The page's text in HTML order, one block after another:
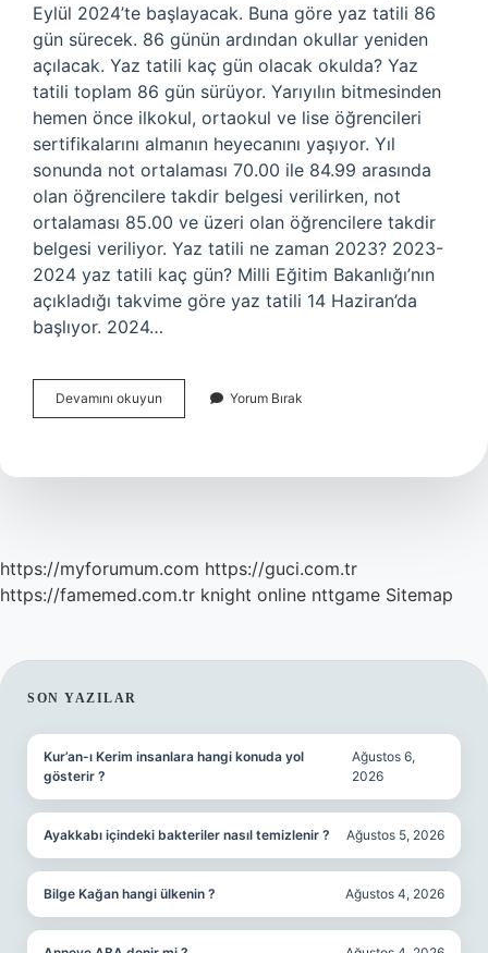
Eylül 2024’te başlayacak. Buna göre yaz tatili 86
gün sürecek. 86 günün ardından okullar yeniden
açılacak. Yaz tatili kaç gün olacak okulda? Yaz
tatili toplam 86 gün sürüyor. Yarıyılın bitmesinden
hemen önce ilkokul, ortaokul ve lise öğrencileri
sertifikalarını almanın heyecanını yaşıyor. Yıl
sonunda not ortalaması 70.00 ile 84.99 arasında
olan öğrencilere takdir belgesi verilirken, not
ortalaması 85.00 ve üzeri olan öğrencilere takdir
belgesi veriliyor. Yaz tatili ne zaman 2023? 2023-
2024 yaz tatili kaç gün? Milli Eğitim Bakanlığı’nın
açıkladığı takvime göre yaz tatili 14 Haziran’da
başlıyor. 2024…
Devamını okuyun
Yaz
Haziranda
Yorum Bırak
https://myforumum.com https://guci.com.tr
https://famemed.com.tr knight online nttgame Sitemap
SIDEBAR
SON YAZILAR
Kur’an-ı Kerim insanlara hangi konuda yol
gösterir ?
Ağustos 6,
2026
Ayakkabı içindeki bakteriler nasıl temizlenir ? Ağustos 5, 2026
Bilge Kağan hangi ülkenin ? Ağustos 4, 2026